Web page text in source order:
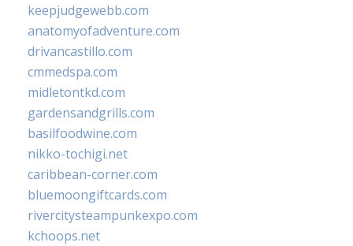
keepjudgewebb.com
anatomyofadventure.com
drivancastillo.com
cmmedspa.com
midletontkd.com
gardensandgrills.com
basilfoodwine.com
nikko-tochigi.net
caribbean-corner.com
bluemoongiftcards.com
rivercitysteampunkexpo.com
kchoops.net